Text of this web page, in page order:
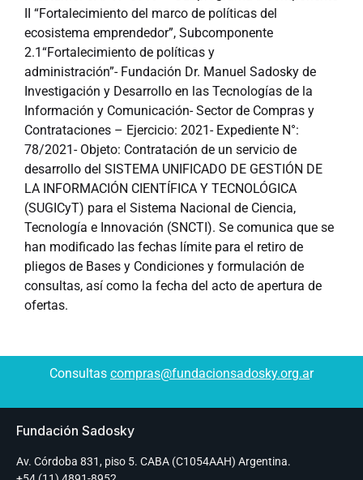
II “Fortalecimiento del marco de políticas del
ecosistema emprendedor”, Subcomponente
2.1“Fortalecimiento de políticas y
administración”- Fundación Dr. Manuel Sadosky de
Investigación y Desarrollo en las Tecnologías de la
Información y Comunicación- Sector de Compras y
Contrataciones – Ejercicio: 2021- Expediente N°:
78/2021- Objeto: Contratación de un servicio de
desarrollo del SISTEMA UNIFICADO DE GESTIÓN DE
LA INFORMACIÓN CIENTÍFICA Y TECNOLÓGICA
(SUGICyT) para el Sistema Nacional de Ciencia,
Tecnología e Innovación (SNCTI). Se comunica que se
han modificado las fechas límite para el retiro de
pliegos de Bases y Condiciones y formulación de
consultas, así como la fecha del acto de apertura de
ofertas.
Consultas compras@fundacionsadosky.org.ar
Fundación Sadosky
Av. Córdoba 831, piso 5. CABA (C1054AAH) Argentina.